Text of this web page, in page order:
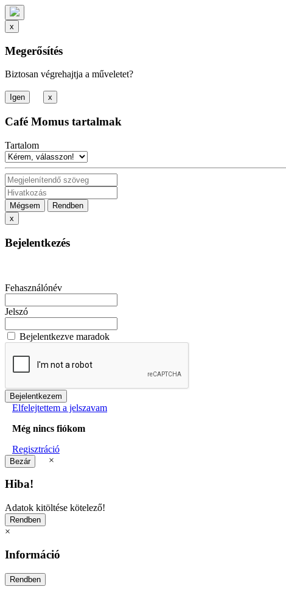
x
Megerősítés
Biztosan végrehajtja a műveletet?
x
Café Momus tartalmak
Tartalom
Mégsem
Rendben
x
Bejelentkezés
Fehasználónév
Jelszó
Bejelentkezve maradok
Elfelejtettem a jelszavam
Még nincs fiókom
Regisztráció
×
Hiba!
Adatok kitöltése kötelező!
×
Információ